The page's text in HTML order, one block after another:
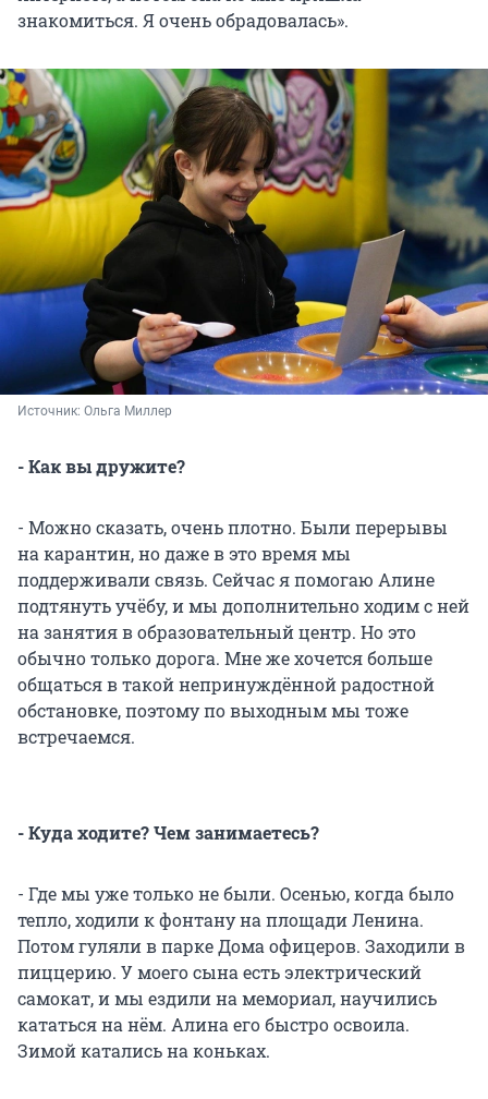
знакомиться. Я очень обрадовалась».
Источник: Ольга Миллер
- Как вы дружите?
- Можно сказать, очень плотно. Были перерывы
на карантин, но даже в это время мы
поддерживали связь. Сейчас я помогаю Алине
подтянуть учёбу, и мы дополнительно ходим с ней
на занятия в образовательный центр. Но это
обычно только дорога. Мне же хочется больше
общаться в такой непринуждённой радостной
обстановке, поэтому по выходным мы тоже
встречаемся.
- Куда ходите? Чем занимаетесь?
- Где мы уже только не были. Осенью, когда было
тепло, ходили к фонтану на площади Ленина.
Потом гуляли в парке Дома офицеров. Заходили в
пиццерию. У моего сына есть электрический
самокат, и мы ездили на мемориал, научились
кататься на нём. Алина его быстро освоила.
Зимой катались на коньках.